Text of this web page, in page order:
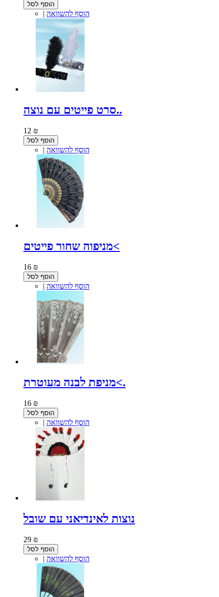
הוסף לסל
| הוסף להשוואה
סרט פייטים עם נוצה..
12 ₪
הוסף לסל
| הוסף להשוואה
מניפוה שחור פייטים<
16 ₪
הוסף לסל
| הוסף להשוואה
מניפת לבנה מעוטרת<.
16 ₪
הוסף לסל
| הוסף להשוואה
נוצות לאינדיאני עם שובל
29 ₪
הוסף לסל
| הוסף להשוואה